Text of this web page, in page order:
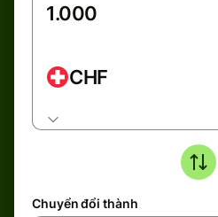
CHF
Chuyển đổi thành